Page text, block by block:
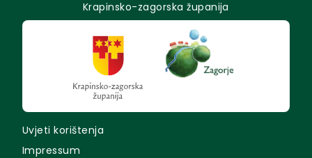
Krapinsko-zagorska županija
Uvjeti korištenja
Impressum